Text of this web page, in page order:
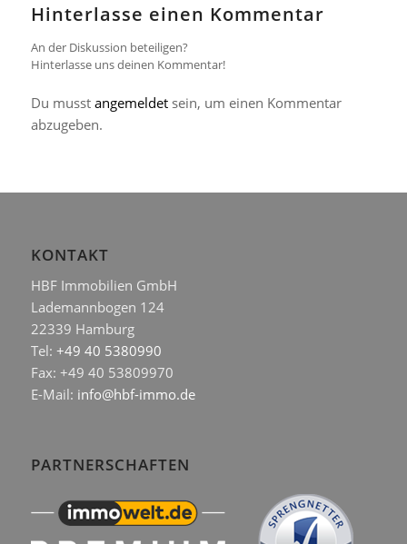
Hinterlasse einen Kommentar
An der Diskussion beteiligen?
Hinterlasse uns deinen Kommentar!
Du musst angemeldetsein, um einen Kommentar
abzugeben.
KONTAKT
HBF Immobilien GmbH
Lademannbogen 124
22339 Hamburg
Tel: +49 40 5380990
Fax: +49 40 53809970
E-Mail: info@hbf-immo.de
PARTNERSCHAFTEN